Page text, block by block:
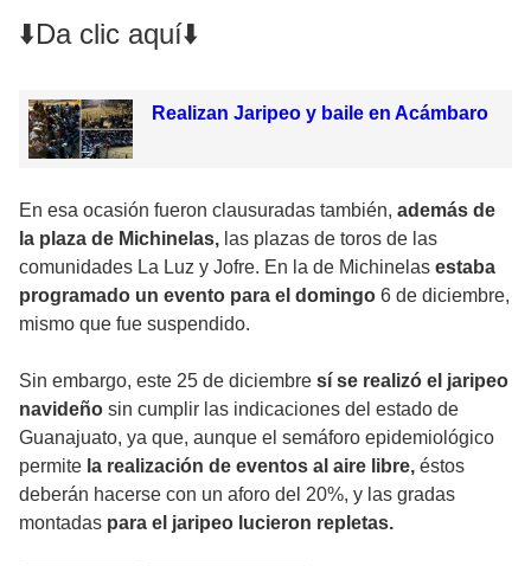
⬇️Da clic aquí⬇️
Realizan Jaripeo y baile en Acámbaro
En esa ocasión fueron clausuradas también, además de
la plaza de Michinelas, las plazas de toros de las
comunidades La Luz y Jofre. En la de Michinelas estaba
programado un evento para el domingo 6 de diciembre,
mismo que fue suspendido.
Sin embargo, este 25 de diciembre sí se realizó el jaripeo
navideño sin cumplir las indicaciones del estado de
Guanajuato, ya que, aunque el semáforo epidemiológico
permite la realización de eventos al aire libre, éstos
deberán hacerse con un aforo del 20%, y las gradas
montadas para el jaripeo lucieron repletas.